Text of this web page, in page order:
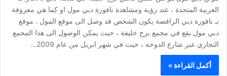
العربية المتحدة ، عند رؤية ومشاهدة نافورة دبي مول او كما هي معروفة
بـ نافورة دبي الراقصة يكون الشخص قد وصل الى موقع المول . موقع
دبي مول يقع في مجمع برج خليفة ، حيث يمكن الوصول الى هذا المجمع
التجاري عبر شارع الدوحة ، حيث في شهر ابريل من عام 2009…
أكمل القراءة »